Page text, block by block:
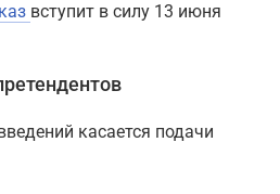
вступит в силу 13 июня
касается подачи